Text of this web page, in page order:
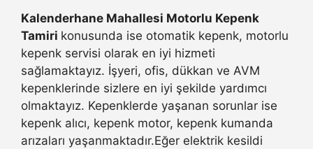
Kalenderhane Mahallesi Motorlu Kepenk
Tamiri konusunda ise otomatik kepenk, motorlu
kepenk servisi olarak en iyi hizmeti
sağlamaktayız. İşyeri, ofis, dükkan ve AVM
kepenklerinde sizlere en iyi şekilde yardımcı
olmaktayız. Kepenklerde yaşanan sorunlar ise
kepenk alıcı, kepenk motor, kepenk kumanda
arızaları yaşanmaktadır.Eğer elektrik kesildi